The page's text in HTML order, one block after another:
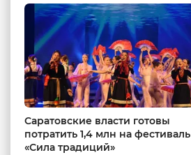
Саратовские власти готовы
потратить 1,4 млн на фестиваль
«Сила традиций»